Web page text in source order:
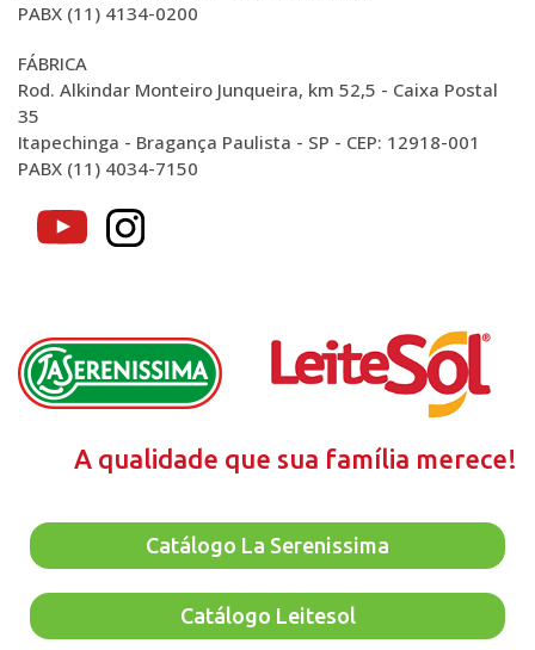
PABX (11) 4134-0200
FÁBRICA
Rod. Alkindar Monteiro Junqueira, km 52,5 - Caixa Postal
35
Itapechinga - Bragança Paulista - SP - CEP: 12918-001
PABX (11) 4034-7150
A qualidade que sua família merece!
Catálogo La Serenissima
Catálogo Leitesol